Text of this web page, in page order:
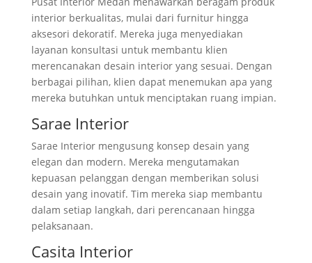
interior berkualitas, mulai dari furnitur hingga
aksesori dekoratif. Mereka juga menyediakan
layanan konsultasi untuk membantu klien
merencanakan desain interior yang sesuai. Dengan
berbagai pilihan, klien dapat menemukan apa yang
mereka butuhkan untuk menciptakan ruang impian.
Sarae Interior
Sarae Interior mengusung konsep desain yang
elegan dan modern. Mereka mengutamakan
kepuasan pelanggan dengan memberikan solusi
desain yang inovatif. Tim mereka siap membantu
dalam setiap langkah, dari perencanaan hingga
pelaksanaan.
Casita Interior